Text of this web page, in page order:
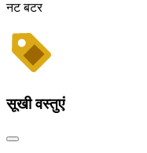
नट बटर
सूखी वस्तुएं